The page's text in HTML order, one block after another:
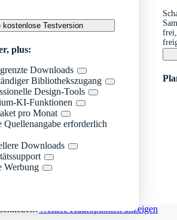
kostenlose Testversion
plus:
Downloads
Bibliothekszugang
Design-Tools
KI-Funktionen
pro Monat
Quellenangabe erforderlich
Downloads
Werbung
Weitere Kaufoptionen anzeigen